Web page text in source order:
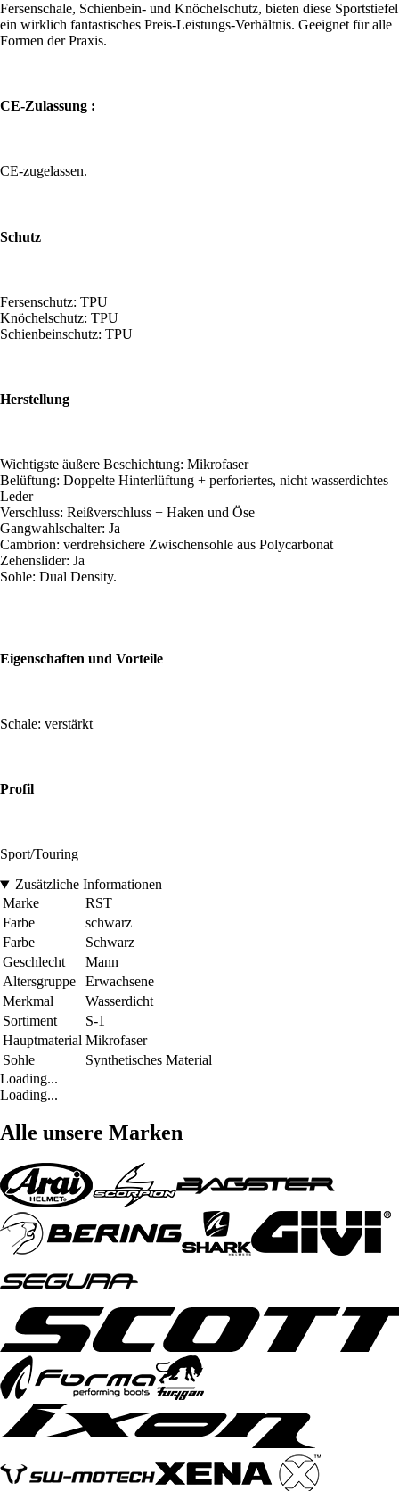
Fersenschale, Schienbein- und Knöchelschutz, bieten diese Sportstiefel
ein wirklich fantastisches Preis-Leistungs-Verhältnis. Geeignet für alle
Formen der Praxis.
CE-Zulassung :
CE-zugelassen.
Schutz
Fersenschutz: TPU
Knöchelschutz: TPU
Schienbeinschutz: TPU
Herstellung
Wichtigste äußere Beschichtung: Mikrofaser
Belüftung: Doppelte Hinterlüftung + perforiertes, nicht wasserdichtes
Leder
Verschluss: Reißverschluss + Haken und Öse
Gangwahlschalter: Ja
Cambrion: verdrehsichere Zwischensohle aus Polycarbonat
Zehenslider: Ja
Sohle: Dual Density.
Eigenschaften und Vorteile
Schale: verstärkt
Profil
Sport/Touring
Zusätzliche Informationen
Marke
RST
Farbe
schwarz
Farbe
Schwarz
Geschlecht
Mann
Altersgruppe
Erwachsene
Merkmal
Wasserdicht
Sortiment
S-1
Hauptmaterial Mikrofaser
Sohle
Synthetisches Material
Loading...
Loading...
Alle unsere Marken